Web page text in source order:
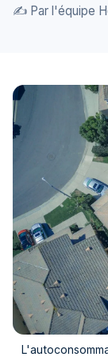
✍️ Par l'équipe